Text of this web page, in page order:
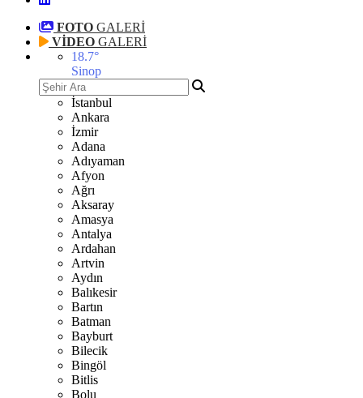
FOTO GALERİ
VİDEO GALERİ
18.7°
Sinop
İstanbul
Ankara
İzmir
Adana
Adıyaman
Afyon
Ağrı
Aksaray
Amasya
Antalya
Ardahan
Artvin
Aydın
Balıkesir
Bartın
Batman
Bayburt
Bilecik
Bingöl
Bitlis
Bolu